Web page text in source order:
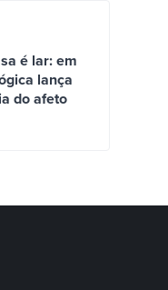
é lar: em
lança
do afeto